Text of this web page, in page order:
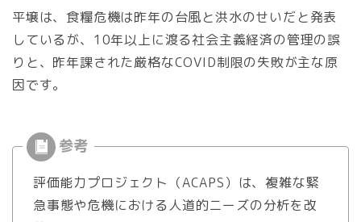
平壌は、食糧危機は昨年の台風と洪水のせいだと発表
しているが、10年以上に渡る社会主義経済の管理の誤
りと、昨年課された厳格なCOVID制限の失敗が主な原
因です。
評価能力プロジェクト（ACAPS）は、複雑な緊
急事態や危機における人道的ニーズの分析を改